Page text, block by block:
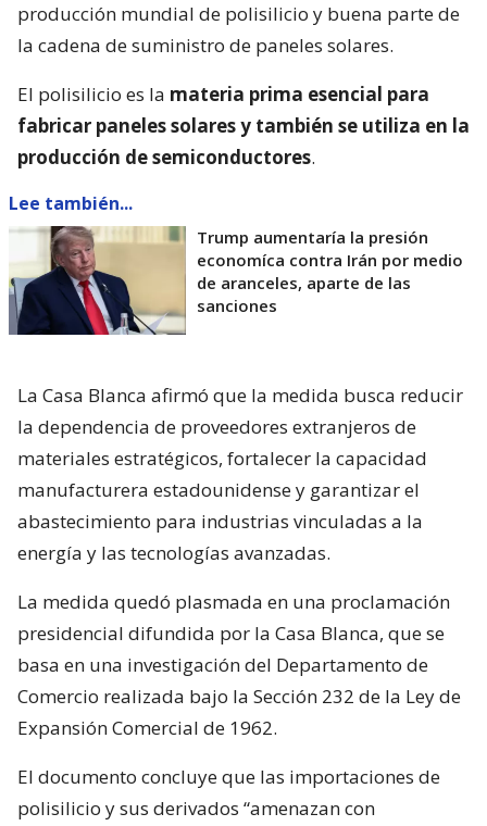
producción mundial de polisilicio y buena parte de
la cadena de suministro de paneles solares.
El polisilicio es la materia prima esencial para
fabricar paneles solares y también se utiliza en la
producción de semiconductores.
Lee también...
Trump aumentaría la presión
economíca contra Irán por medio
de aranceles, aparte de las
sanciones
La Casa Blanca afirmó que la medida busca reducir
la dependencia de proveedores extranjeros de
materiales estratégicos, fortalecer la capacidad
manufacturera estadounidense y garantizar el
abastecimiento para industrias vinculadas a la
energía y las tecnologías avanzadas.
La medida quedó plasmada en una proclamación
presidencial difundida por la Casa Blanca, que se
basa en una investigación del Departamento de
Comercio realizada bajo la Sección 232 de la Ley de
Expansión Comercial de 1962.
El documento concluye que las importaciones de
polisilicio y sus derivados “amenazan con